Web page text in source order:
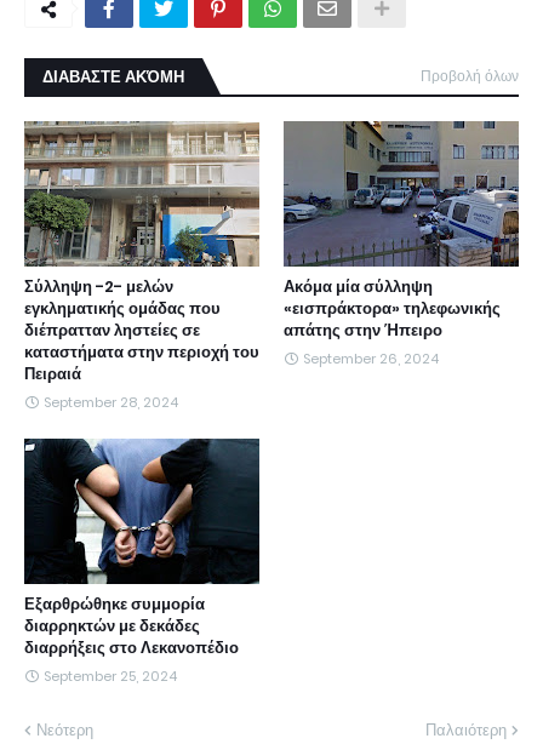
ΔΙΑΒΑΣΤΕ ΑΚΌΜΗ Προβολή όλων
Σύλληψη -2- μελών
εγκληματικής ομάδας που
διέπρατταν ληστείες σε
καταστήματα στην περιοχή του
Πειραιά
September 28, 2024
Ακόμα μία σύλληψη
«εισπράκτορα» τηλεφωνικής
απάτης στην Ήπειρο
September 26, 2024
Εξαρθρώθηκε συμμορία
διαρρηκτών με δεκάδες
διαρρήξεις στο Λεκανοπέδιο
September 25, 2024
Νεότερη Παλαιότερη